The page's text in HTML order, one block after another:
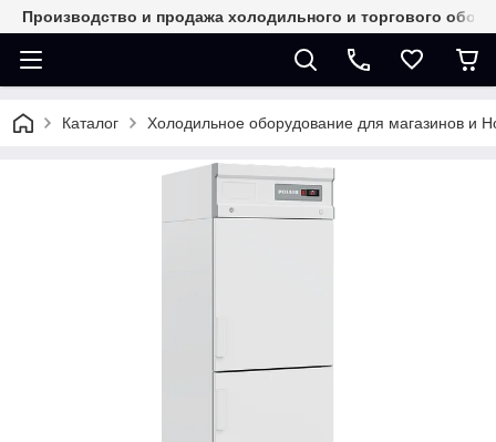
Производство и продажа холодильного и торгового
Каталог Холодильное оборудование для магазинов и